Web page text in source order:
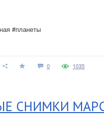
#планеты
0 1035
СНИМКИ